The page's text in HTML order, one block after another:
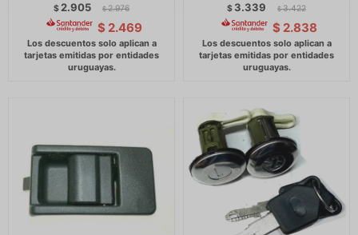
$ 2.905 $ 2.976
$ 2.469
$ 3.339 $ 3.422
$ 2.838